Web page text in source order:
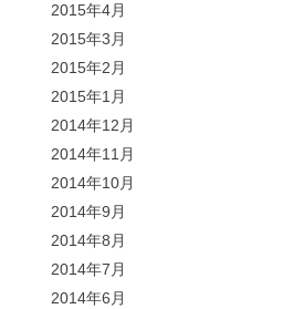
2015年4月
2015年3月
2015年2月
2015年1月
2014年12月
2014年11月
2014年10月
2014年9月
2014年8月
2014年7月
2014年6月